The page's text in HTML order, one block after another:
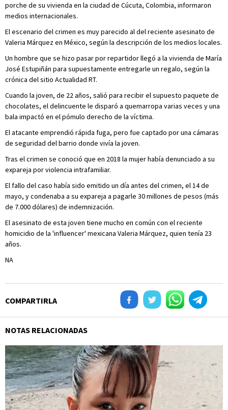
porche de su vivienda en la ciudad de Cúcuta, Colombia, informaron
medios internacionales.
El escenario del crimen es muy parecido al del reciente asesinato de
Valeria Márquez en México, según la descripción de los medios locales.
Un hombre que se hizo pasar por repartidor llegó a la vivienda de María
José Estupiñán para supuestamente entregarle un regalo, según la
crónica del sitio Actualidad RT.
Cuando la joven, de 22 años, salió para recibir el supuesto paquete de
chocolates, el delincuente le disparó a quemarropa varias veces y una
bala impactó en el pómulo derecho de la víctima.
El atacante emprendió rápida fuga, pero fue captado por una cámaras
de seguridad del barrio donde vivía la joven.
Tras el crimen se conoció que en 2018 la mujer había denunciado a su
expareja por violencia intrafamiliar.
El fallo del caso había sido emitido un día antes del crimen, el 14 de
mayo, y condenaba a su expareja a pagarle 30 millones de pesos (más
de 7.000 dólares) de indemnización.
El asesinato de esta joven tiene mucho en común con el reciente
homicidio de la 'influencer' mexicana Valeria Márquez, quien tenía 23
años.
NA
COMPARTIRLA
NOTAS RELACIONADAS